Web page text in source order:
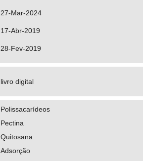
27-Mar-2024
17-Abr-2019
28-Fev-2019
livro digital
Polissacarídeos
Pectina
Quitosana
Adsorção